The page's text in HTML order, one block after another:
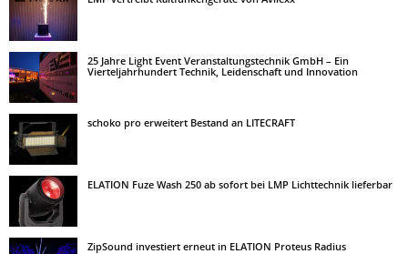
25 Jahre Light Event Veranstaltungstechnik GmbH – Ein
Vierteljahrhundert Technik, Leidenschaft und Innovation
schoko pro erweitert Bestand an LITECRAFT
ELATION Fuze Wash 250 ab sofort bei LMP Lichttechnik lieferbar
ZipSound investiert erneut in ELATION Proteus Radius